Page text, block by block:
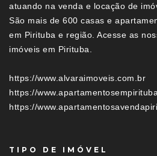
atuando na venda e locação de
São mais de 600 casas e
em Pirituba e região. Acesse as
imóveis em Pirituba.
https://www.alvaraimoveis.com.br
https://
https://
TIPO DE IMÓVEL